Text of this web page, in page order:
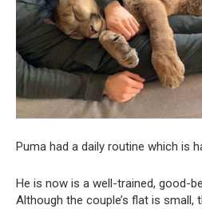
Puma had a daily routine which is
He is now is a well-trained, good-
Although the couple’s flat is small,